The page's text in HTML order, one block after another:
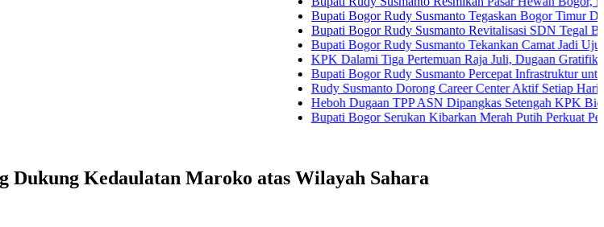
Bupati Bogor Rudy Susmanto Tegaskan Bogor Timur Disiapkan
Bupati Bogor Rudy Susmanto Revitalisasi SDN Tegal Benteng,
Bupati Bogor Rudy Susmanto Tekankan Camat Jadi Ujung
KPK Dalami Tiga Pertemuan Raja Juli, Dugaan Gratifikasi
Bupati Bogor Rudy Susmanto Percepat Infrastruktur untuk
Rudy Susmanto Dorong Career Center Aktif Setiap Hari Perluas
Heboh Dugaan TPP ASN Dipangkas Setengah KPK Bidik
Bupati Bogor Serukan Kibarkan Merah Putih Perkuat Persatuan
Dukung Kedaulatan Maroko atas Wilayah Sahara